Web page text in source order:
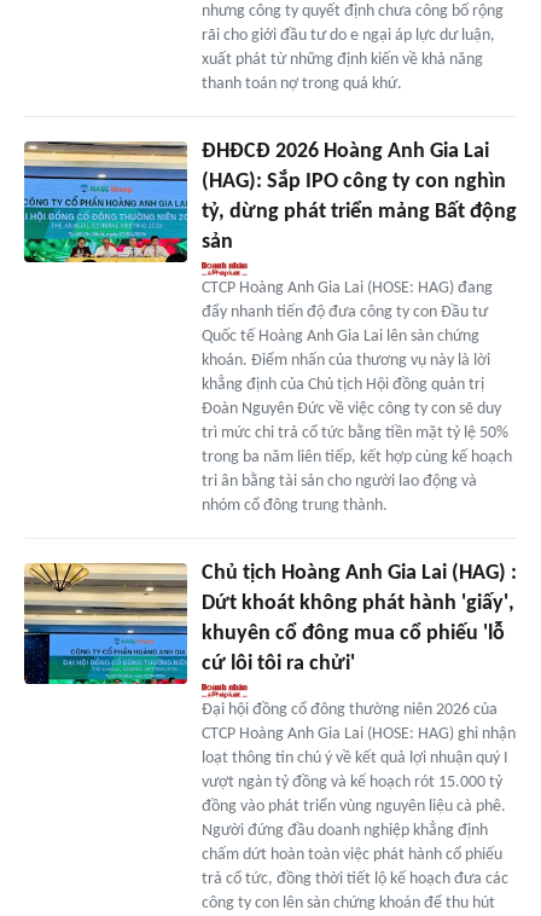
nhưng công ty quyết định chưa công bố rộng
rãi cho giới đầu tư do e ngại áp lực dư luận,
xuất phát từ những định kiến về khả năng
thanh toán nợ trong quá khứ.
ĐHĐCĐ 2026 Hoàng Anh Gia Lai
(HAG): Sắp IPO công ty con nghìn
tỷ, dừng phát triển mảng Bất động
sản
CTCP Hoàng Anh Gia Lai (HOSE: HAG) đang
đẩy nhanh tiến độ đưa công ty con Đầu tư
Quốc tế Hoàng Anh Gia Lai lên sàn chứng
khoán. Điểm nhấn của thương vụ này là lời
khẳng định của Chủ tịch Hội đồng quản trị
Đoàn Nguyên Đức về việc công ty con sẽ duy
trì mức chi trả cổ tức bằng tiền mặt tỷ lệ 50%
trong ba năm liên tiếp, kết hợp cùng kế hoạch
tri ân bằng tài sản cho người lao động và
nhóm cổ đông trung thành.
Chủ tịch Hoàng Anh Gia Lai (HAG) :
Dứt khoát không phát hành 'giấy',
khuyên cổ đông mua cổ phiếu 'lỗ
cứ lôi tôi ra chửi'
Đại hội đồng cổ đông thường niên 2026 của
CTCP Hoàng Anh Gia Lai (HOSE: HAG) ghi nhận
loạt thông tin chú ý về kết quả lợi nhuận quý I
vượt ngàn tỷ đồng và kế hoạch rót 15.000 tỷ
đồng vào phát triển vùng nguyên liệu cà phê.
Người đứng đầu doanh nghiệp khẳng định
chấm dứt hoàn toàn việc phát hành cổ phiếu
trả cổ tức, đồng thời tiết lộ kế hoạch đưa các
công ty con lên sàn chứng khoán để thu hút